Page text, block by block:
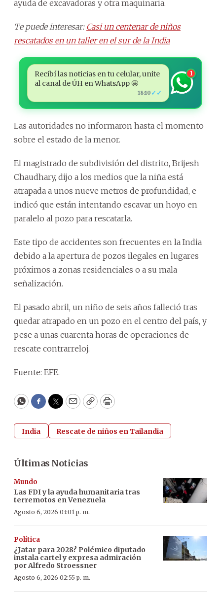
ayuda de excavadoras y otra maquinaria.
Te puede interesar: Casi un centenar de niños
rescatados en un taller en el sur de la India
Recibí las noticias en tu celular, unite
al canal de ÚH en WhatsApp 🤩
18:10 ✓✓
1
Las autoridades no informaron hasta el momento
sobre el estado de la menor.
El magistrado de subdivisión del distrito, Brijesh
Chaudhary, dijo a los medios que la niña está
atrapada a unos nueve metros de profundidad, e
indicó que están intentando escavar un hoyo en
paralelo al pozo para rescatarla.
Este tipo de accidentes son frecuentes en la India
debido a la apertura de pozos ilegales en lugares
próximos a zonas residenciales o a su mala
señalización.
El pasado abril, un niño de seis años falleció tras
quedar atrapado en un pozo en el centro del país, y
pese a unas cuarenta horas de operaciones de
rescate contrarreloj.
Fuente: EFE.
WhatsApp
Facebook
Twitter
EmailCopyPrint
India Rescate de niños en Tailandia
Últimas Noticias
Mundo
Las FDI y la ayuda humanitaria tras
terremotos en Venezuela
Agosto 6, 2026 03:01 p. m.
Política
¿Jatar para 2028? Polémico diputado
instala cartel y expresa admiración
por Alfredo Stroessner
Agosto 6, 2026 02:55 p. m.